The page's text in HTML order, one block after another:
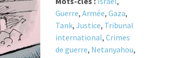
Guerre, Armée, Gaza,
Tank, Justice, Tribunal
international, Crimes
de guerre, Netanyahou,